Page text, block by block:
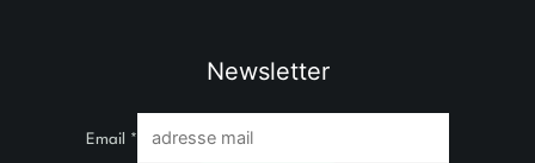
Newsletter
Email *